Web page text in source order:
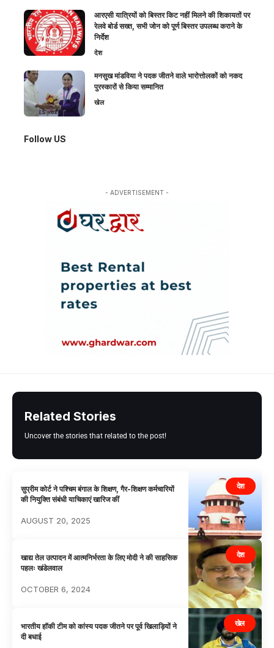
आरएसी यात्रियों को बिस्तर किट नहीं मिलने की शिकायतों पर
रेलवे बोर्ड सख्त, सभी जोन को पूर्ण बिस्तर उपलब्ध कराने के
निर्देश
देश
मनसुख मांडविया ने पदक जीतने वाले भारोत्तोलकों को नकद
पुरस्कारों से किया सम्मानित
खेल
Follow US
- ADVERTISEMENT -
Related Stories
Uncover the stories that related to the post!
देश
सुप्रीम कोर्ट ने पश्चिम बंगाल के शिक्षण, गैर-शिक्षण कर्मचारियों
की नियुक्ति संबंधी याचिकाएं खारिज कीं
AUGUST 20, 2025
देश
खाद्य तेल उत्पादन में आत्मनिर्भरता के लिए मोदी ने की साहसिक
पहलः खंडेलवाल
OCTOBER 6, 2024
खेल
भारतीय हॉकी टीम को कांस्य पदक जीतने पर पूर्व खिलाड़ियों ने
दी बधाई